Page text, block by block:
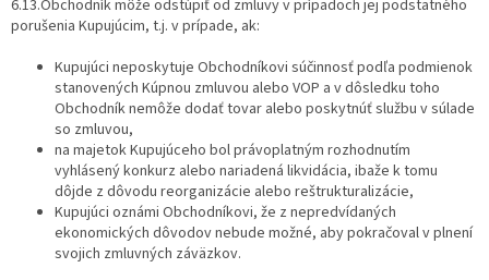
6.13.Obchodník môže odstúpiť od zmluvy v prípadoch jej podstatného
porušenia Kupujúcim, t.j. v prípade, ak:
Kupujúci neposkytuje Obchodníkovi súčinnosť podľa podmienok
stanovených Kúpnou zmluvou alebo VOP a v dôsledku toho
Obchodník nemôže dodať tovar alebo poskytnúť službu v súlade
so zmluvou,
na majetok Kupujúceho bol právoplatným rozhodnutím
vyhlásený konkurz alebo nariadená likvidácia, ibaže k tomu
dôjde z dôvodu reorganizácie alebo reštrukturalizácie,
Kupujúci oznámi Obchodníkovi, že z nepredvídaných
ekonomických dôvodov nebude možné, aby pokračoval v plnení
svojich zmluvných záväzkov.